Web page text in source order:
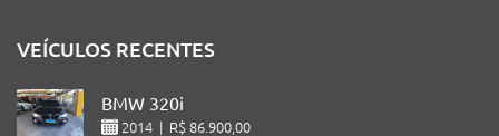
VEÍCULOS RECENTES
BMW 320i
2014 | R$ 86.900,00